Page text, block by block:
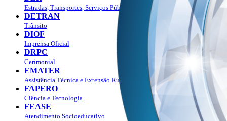
Estradas, Transportes, Serviços Públicos
DETRAN
Trânsito
DIOF
Imprensa Oficial
DRPC
Cerimonial
EMATER
Assistência Técnica e Extensão Rural
FAPERO
Ciência e Tecnologia
FEASE
Atendimento Socioeducativo